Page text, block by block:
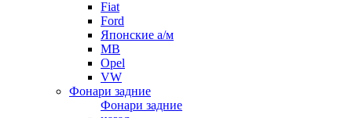
Fiat
Ford
Японские а/м
MB
Opel
VW
Фонари задние
Фонари задние